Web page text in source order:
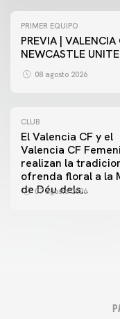
PRIMER EQUIPO
PREVIA | VALENCIA
NEWCASTLE
08 agosto 2026
CLUB
El Valencia CF y el
Valencia CF
realizan la
ofrenda floral a la
de Déu dels
07 agosto 2026